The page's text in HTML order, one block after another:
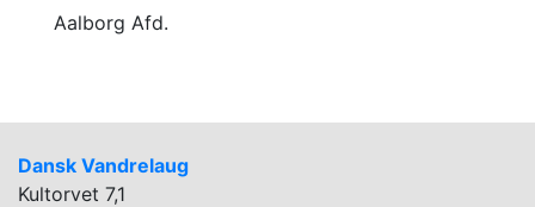
Aalborg Afd.
Dansk Vandrelaug
Kultorvet 7,1